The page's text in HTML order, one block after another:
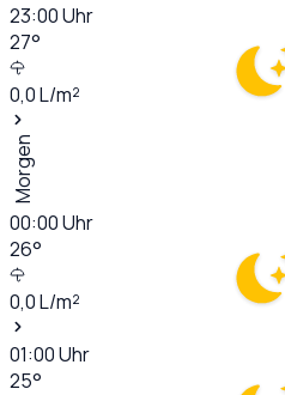
23:00Uhr
27°
0,0L/m²
Morgen
00:00Uhr
26°
0,0L/m²
01:00Uhr
25°